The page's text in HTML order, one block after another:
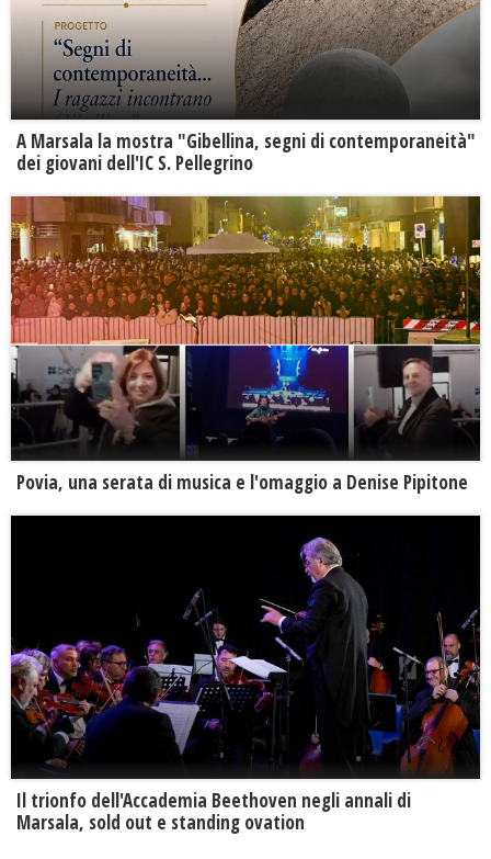
A Marsala la mostra "Gibellina, segni di contemporaneità"
dei giovani dell'IC S. Pellegrino
Povia, una serata di musica e l'omaggio a Denise Pipitone
Il trionfo dell'Accademia Beethoven negli annali di
Marsala, sold out e standing ovation